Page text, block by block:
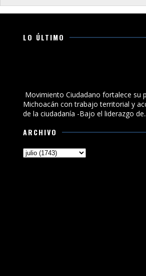
LO ÚLTIMO
Movimiento Ciudadano fortalece su
Michoacán con trabajo territorial y
de la ciudadanía -Bajo el liderazgo
ARCHIVO